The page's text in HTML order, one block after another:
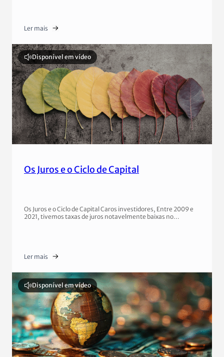
Ler mais
Disponível em vídeo
Os Juros e o Ciclo de Capital
Os Juros e o Ciclo de Capital Caros investidores, Entre 2009 e
2021, tivemos taxas de juros notavelmente baixas no…
Ler mais
Disponível em vídeo